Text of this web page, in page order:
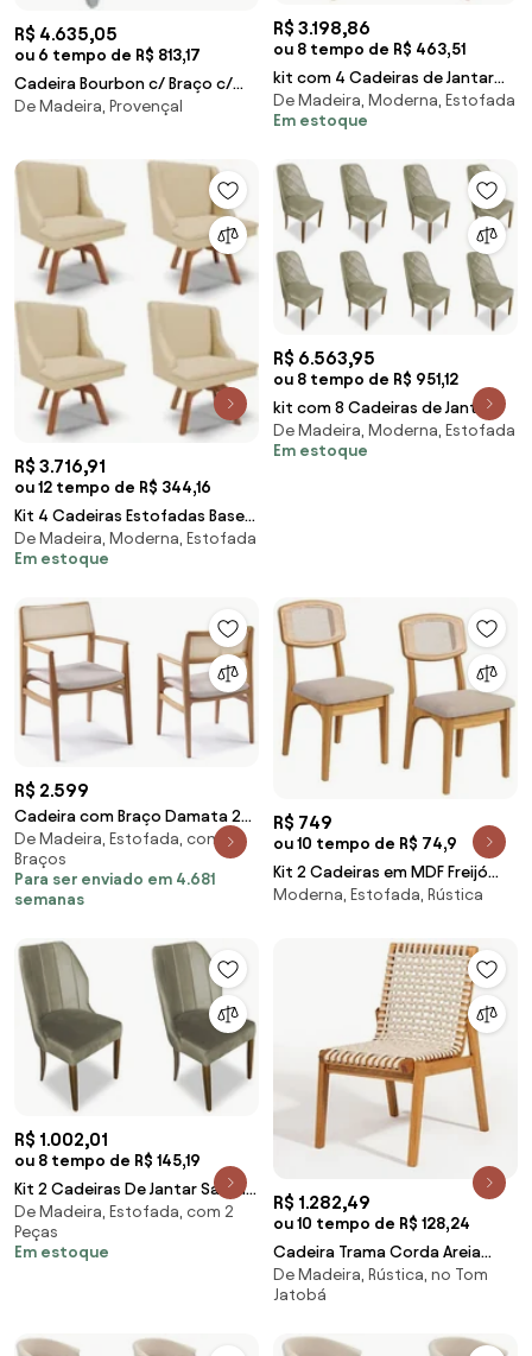
R$ 4.635,05
ou 6 tempo de R$ 813,17
Cadeira Bourbon c/ Braço c/
Palha - Branco Provençal Kleiner
De Madeira, Provençal
R$ 3.198,86
ou 8 tempo de R$ 463,51
kit com 4 Cadeiras de Jantar
Dublin Suede Nude
De Madeira, Moderna, Estofada
Em estoque
R$ 3.716,91
ou 12 tempo de R$ 344,16
Kit 4 Cadeiras Estofadas Base
Giratória de Madeira Lia Veludo
Off Whit
De Madeira, Moderna, Estofada
Em estoque
R$ 6.563,95
ou 8 tempo de R$ 951,12
kit com 8 Cadeiras de Jantar
Dublin Suede Nude
De Madeira, Moderna, Estofada
Em estoque
R$ 2.599
Cadeira com Braço Damata 2
Unidades Móveis Rudnick -
De Madeira, Estofada, com
Braços
Para ser enviado em 4.681
semanas
R$ 749
ou 10 tempo de R$ 74,9
Kit 2 Cadeiras em MDF Freijó
Assento Estofado Bege Rústico
Moderna, Estofada, Rústica
R$ 1.002,01
ou 8 tempo de R$ 145,19
Kit 2 Cadeiras De Jantar Safira
Suede Nude
De Madeira, Estofada, com 2
Peças
Em estoque
R$ 1.282,49
ou 10 tempo de R$ 128,24
Cadeira Trama Corda Areia
Estrutura Stain Jatoba 52cm -
60361 Sun House
De Madeira, Rústica, no Tom
Jatobá